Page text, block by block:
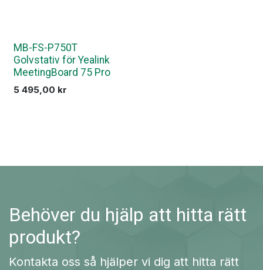
MB-FS-P750T
Golvstativ för Yealink
MeetingBoard 75 Pro
5 495,00 kr
Behöver du hjälp att hitta rätt
produkt?
Kontakta oss så hjälper vi dig att hitta rätt